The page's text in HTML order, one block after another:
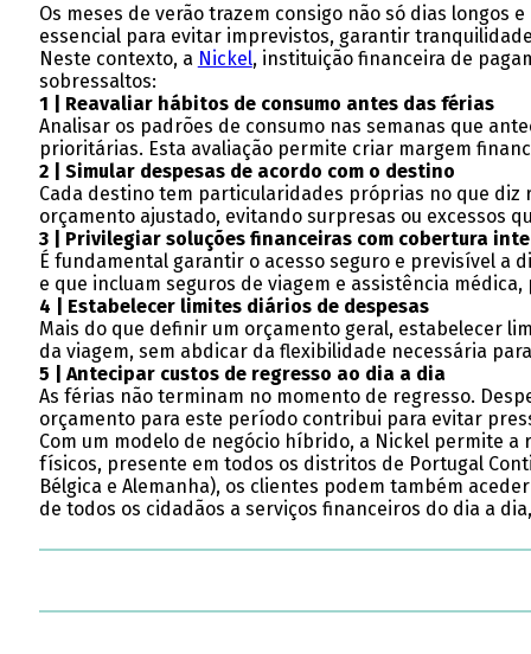
Os meses de verão trazem consigo não só dias longos
essencial para evitar imprevistos, garantir
Neste contexto, a Nickel, instituição financeira de
sobressaltos:
1 | Reavaliar hábitos de consumo antes das férias
Analisar os padrões de consumo nas semanas que
prioritárias. Esta avaliação permite criar margem
2 | Simular despesas de acordo com o destino
Cada destino tem particularidades próprias no que
orçamento ajustado, evitando surpresas ou excessos
3 | Privilegiar soluções financeiras com cobertura
É fundamental garantir o acesso seguro e previsível a
e que incluam seguros de viagem e assistência
4 | Estabelecer limites diários de despesas
Mais do que definir um orçamento geral, estabelecer
da viagem, sem abdicar da flexibilidade necessária
5 | Antecipar custos de regresso ao dia a dia
As férias não terminam no momento de regresso.
orçamento para este período contribui para evitar
Com um modelo de negócio híbrido, a Nickel permite
físicos, presente em todos os distritos de Portugal
Bélgica e Alemanha), os clientes podem também
de todos os cidadãos a serviços financeiros do dia a